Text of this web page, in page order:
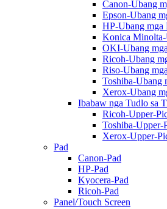
Canon-Ubang
Epson-Ubang
HP-Ubang mga
Konica
OKI-Ubang
Ricoh-Ubang
Riso-Ubang
Toshiba-Ubang
Xerox-Ubang
Ibabaw nga Tudlo sa
Ricoh-Upper-
Toshiba-Upper-
Xerox-Upper-
Pad
Canon-Pad
HP-Pad
Kyocera-Pad
Ricoh-Pad
Panel/Touch Screen